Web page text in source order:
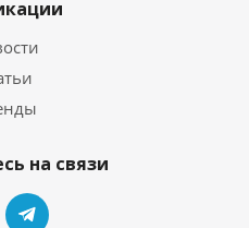
на связи